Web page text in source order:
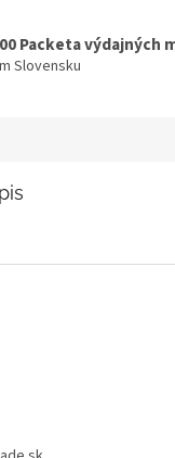
Packeta výdajných
Slovensku